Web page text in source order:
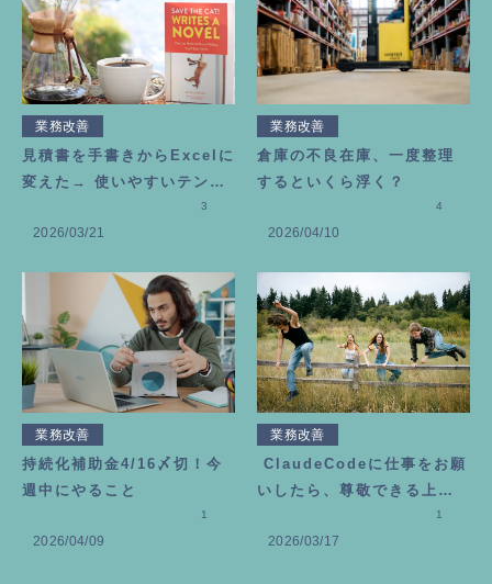
業務改善
見積書を手書きからExcelに
変えた→ 使いやすいテンプ
2026/03/21
3
業務改善
倉庫の不良在庫、一度整理
するといくら浮く？
2026/04/10
4
業務改善
持続化補助金4/16〆切！今
週中にやること
2026/04/09
1
業務改善
ClaudeCodeに仕事をお願
いしたら、尊敬できる上司
2026/03/17
1